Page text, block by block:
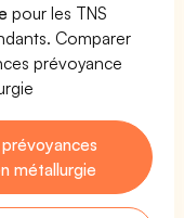
pour les TNS
Comparer
prévoyance
métallurgie